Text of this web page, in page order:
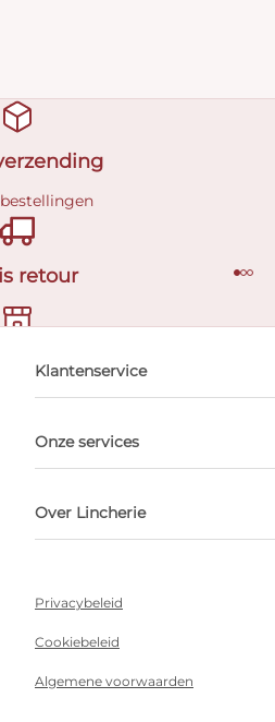
retour
afspraak
Klantenservice
Onze services
Over Lincherie
Privacybeleid
Cookiebeleid
Algemene voorwaarden